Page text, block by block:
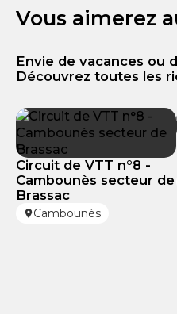
Vous aimerez
Envie de vacances ou
Découvrez toutes les
Circuit de VTT n°8 -
Cambounès secteur de
Brassac
Cambounès